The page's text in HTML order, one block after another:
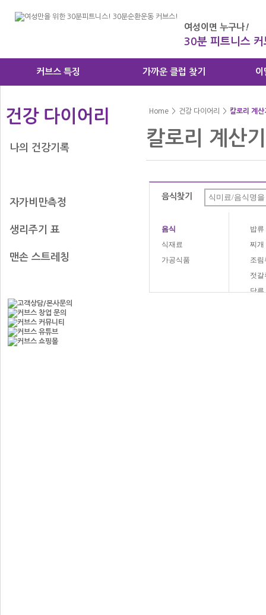
여성이면 누구나!
30분 피트니스 커
커브스 특징 가까운 클럽 찾기 이
건강 다이어리
나의 건강기록
자가비만측정
생리주기 표
맨손 스트레칭
Home > 건강 다이어리 > 칼로리 계산
칼로리 계산기
음식찾기
음식
식재료
가공식품
밥류
찌개
조림
젓갈
당류